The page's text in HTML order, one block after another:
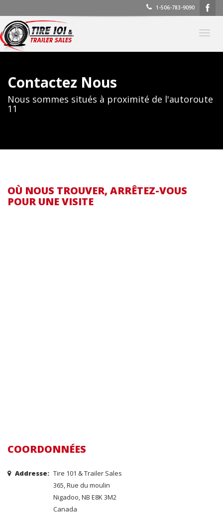
1-506-783-9090
Contactez Nous
Nous sommes situés à proximité de l'autoroute
11
OÙ NOUS TROUVER, ARRÊTEZ-VOUS
POUR UNE VISITE
COORDONNÉES
Addresse: Tire 101 & Trailer Sales
365, Rue du moulin
Nigadoo, NB E8K 3M2
Canada